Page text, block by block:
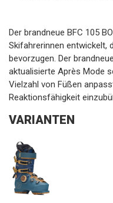
Der brandneue BFC 105
Skifahrerinnen entwickelt,
bevorzugen. Der
aktualisierte Après Mode
Vielzahl von Füßen
Reaktionsfähigkeit
VARIANTEN